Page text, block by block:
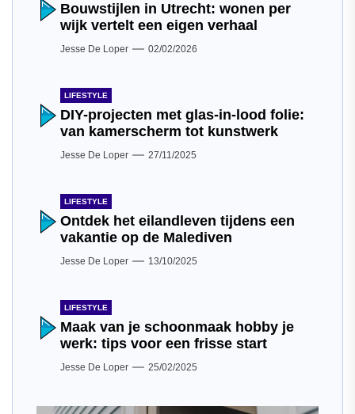
Bouwstijlen in Utrecht: wonen per
wijk vertelt een eigen verhaal
Jesse De Loper 02/02/2026
LIFESTYLE
DIY-projecten met glas-in-lood folie:
van kamerscherm tot kunstwerk
Jesse De Loper 27/11/2025
LIFESTYLE
Ontdek het eilandleven tijdens een
vakantie op de Malediven
Jesse De Loper 13/10/2025
LIFESTYLE
Maak van je schoonmaak hobby je
werk: tips voor een frisse start
Jesse De Loper 25/02/2025